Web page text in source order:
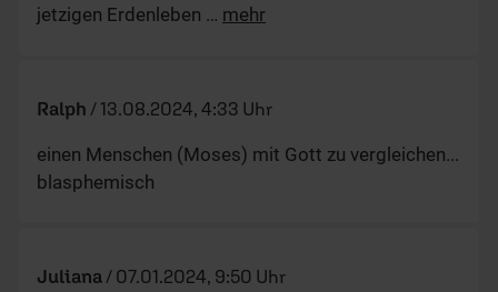
jetzigen Erdenleben … mehr
Ralph / 13.08.2024, 4:33 Uhr
einen Menschen (Moses) mit Gott zu vergleichen...
blasphemisch
Juliana / 07.01.2024, 9:50 Uhr